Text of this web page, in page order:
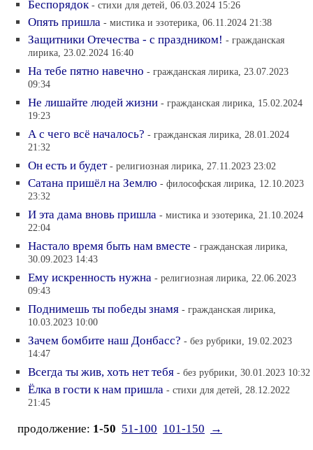
Беспорядок - стихи для детей, 06.03.2024 15:26
Опять пришла - мистика и эзотерика, 06.11.2024 21:38
Защитники Отечества - с праздником! - гражданская
лирика, 23.02.2024 16:40
На тебе пятно навечно - гражданская лирика, 23.07.2023
09:34
Не лишайте людей жизни - гражданская лирика, 15.02.2024
19:23
А с чего всё началось? - гражданская лирика, 28.01.2024
21:32
Он есть и будет - религиозная лирика, 27.11.2023 23:02
Сатана пришёл на Землю - философская лирика, 12.10.2023
23:32
И эта дама вновь пришла - мистика и эзотерика, 21.10.2024
22:04
Настало время быть нам вместе - гражданская лирика,
30.09.2023 14:43
Ему искренность нужна - религиозная лирика, 22.06.2023
09:43
Поднимешь ты победы знамя - гражданская лирика,
10.03.2023 10:00
Зачем бомбите наш Донбасс? - без рубрики, 19.02.2023
14:47
Всегда ты жив, хоть нет тебя - без рубрики, 30.01.2023 10:32
Ёлка в гости к нам пришла - стихи для детей, 28.12.2022
21:45
продолжение: 1-50 51-100 101-150 →